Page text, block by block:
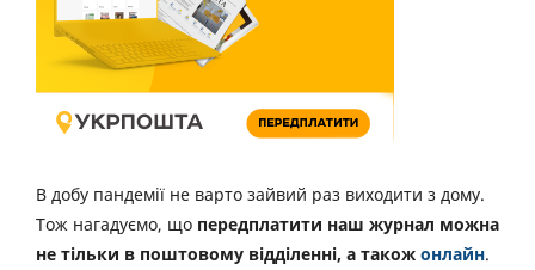
В добу пандемії не варто зайвий раз виходити з дому.
Тож нагадуємо, що передплатити наш журнал можна
не тільки в поштовому відділенні, а також онлайн.